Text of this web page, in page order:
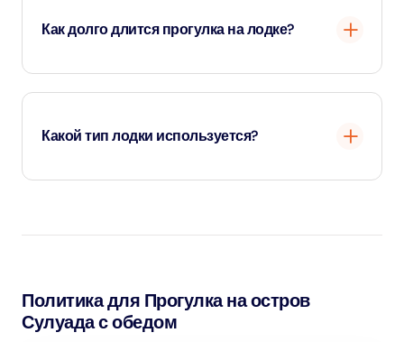
Как долго длится прогулка на лодке?
Около 1-1,5 часов в каждую сторону, в зависимости от
Какой тип лодки используется?
Политика для Прогулка на остров
Сулуада с обедом